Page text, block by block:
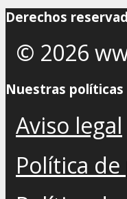
Derechos
© 2026
Nuestras políticas
Aviso legal
Política